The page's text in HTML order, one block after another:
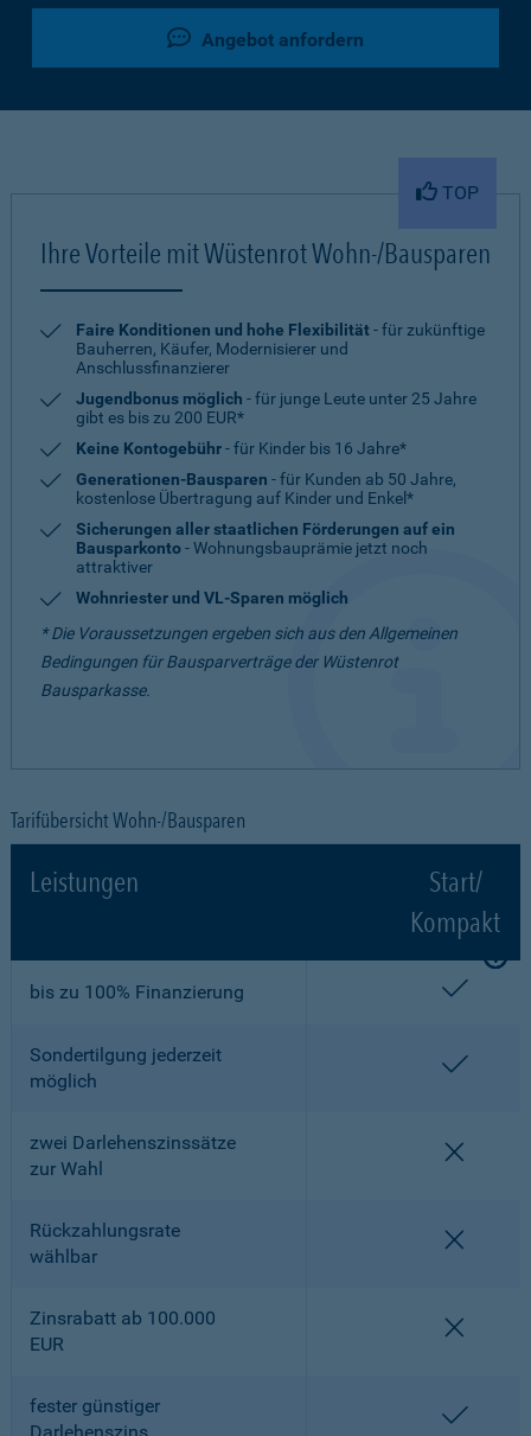
Angebot anfordern
TOP
Ihre Vorteile mit Wüstenrot Wohn-/Bausparen
Faire Konditionen und hohe Flexibilität- für zukünftige
Bauherren, Käufer, Modernisierer und
Anschlussfinanzierer
Jugendbonus möglich - für junge Leute unter 25 Jahre
gibt es bis zu 200 EUR*
Keine Kontogebühr- für Kinder bis 16 Jahre*
Generationen-Bausparen - für Kunden ab 50 Jahre,
kostenlose Übertragung auf Kinder und Enkel*
Sicherungen aller staatlichen Förderungen auf ein
Bausparkonto- Wohnungsbauprämie jetzt noch
attraktiver
Wohnriester und VL-Sparen möglich
* Die Voraussetzungen ergeben sich aus den Allgemeinen
Bedingungen für Bausparverträge der Wüstenrot
Bausparkasse.
Tarifübersicht Wohn-/Bausparen
Leistungen
Start/
Kompakt
bis zu 100% Finanzierung
Sondertilgung jederzeit
möglich
zwei Darlehenszinssätze
zur Wahl
Rückzahlungsrate
wählbar
Zinsrabatt ab 100.000
EUR
fester günstiger